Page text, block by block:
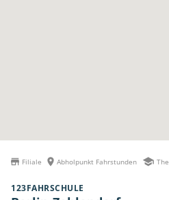
Filiale Abholpunkt Fahrstunden
123FAHRSCHULE